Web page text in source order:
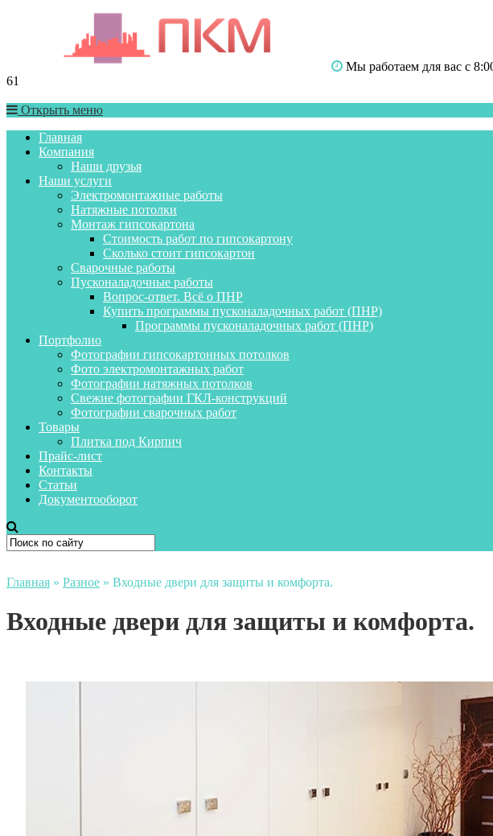
Мы работаем для вас с
61
Открыть меню
Главная
Компания
Наши друзья
Наши услуги
Электромонтажные работы
Натяжные потолки
Монтаж гипсокартона
Стоимость работ по гипсокартону
Сколько стоит гипсокартон
Сварочные работы
Пусконаладочные работы
Вопрос-ответ. Всё о ПНР
Купить программы пусконаладочных работ (ПНР)
Программы пусконаладочных работ (ПНР)
Портфолио
Фотографии гипсокартонных потолков
Фото электромонтажных работ
Фотографии натяжных потолков
Свежие фотографии ГКЛ-конструкций
Фотографии сварочных работ
Товары
Плитка под Кирпич
Прайс-лист
Контакты
Статьи
Документооборот
Главная » Разное » Входные двери для защиты и комфорта.
Входные двери для защиты и комфорта.